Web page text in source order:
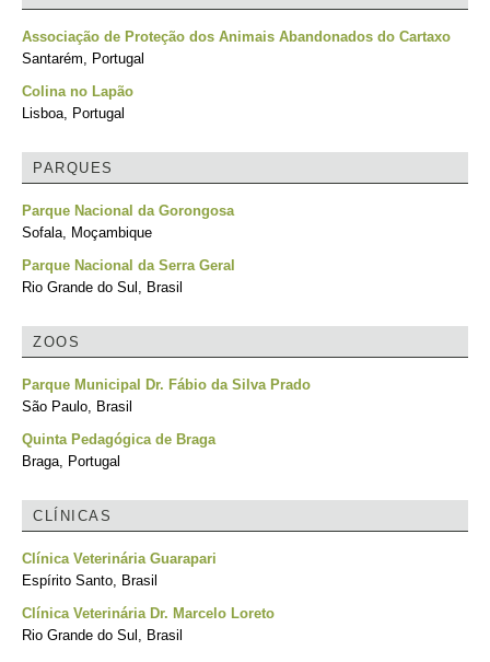
Associação de Proteção dos Animais Abandonados do Cartaxo
Santarém, Portugal
Colina no Lapão
Lisboa, Portugal
PARQUES
Parque Nacional da Gorongosa
Sofala, Moçambique
Parque Nacional da Serra Geral
Rio Grande do Sul, Brasil
ZOOS
Parque Municipal Dr. Fábio da Silva Prado
São Paulo, Brasil
Quinta Pedagógica de Braga
Braga, Portugal
CLÍNICAS
Clínica Veterinária Guarapari
Espírito Santo, Brasil
Clínica Veterinária Dr. Marcelo Loreto
Rio Grande do Sul, Brasil